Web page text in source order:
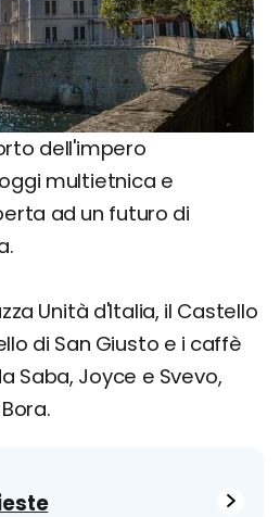
dell'impero
multietnica e
ad un futuro di
Unità d'Italia, il Castello
di San Giusto e i caffè
Saba, Joyce e Svevo,